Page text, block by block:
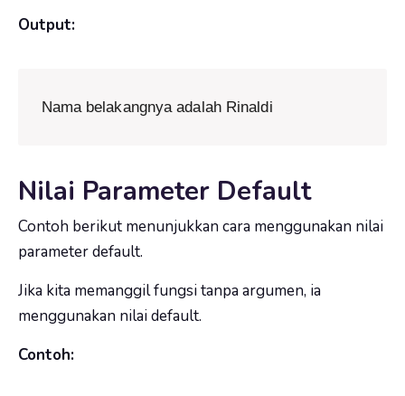
Output:
Nama belakangnya adalah Rinaldi
Nilai Parameter Default
Contoh berikut menunjukkan cara menggunakan nilai
parameter default.
Jika kita memanggil fungsi tanpa argumen, ia
menggunakan nilai default.
Contoh: